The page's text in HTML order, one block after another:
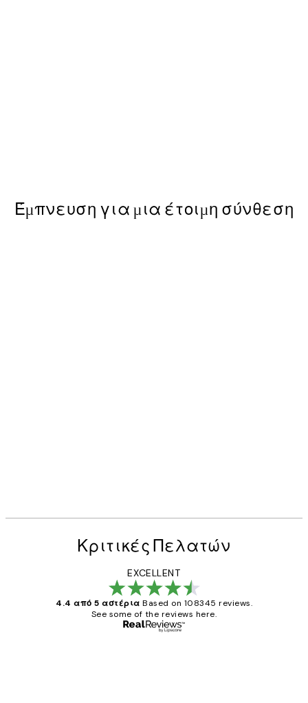
Έμπνευση για μια έτοιμη σύνθεση
Κριτικές Πελατών
EXCELLENT
4.4 από 5 αστέρια Based on 108345 reviews.
See some of the reviews here.